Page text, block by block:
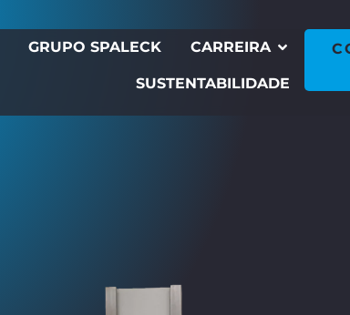
GRUPO SPALECK CARREIRA
SUSTENTABILIDADE